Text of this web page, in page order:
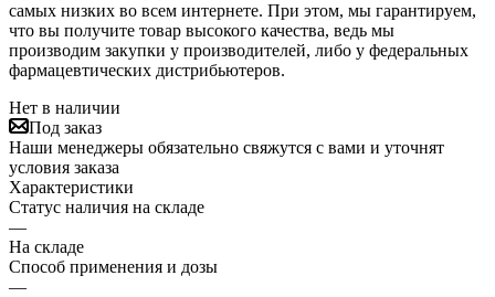
самых низких во всем интернете. При этом, мы гарантируем,
что вы получите товар высокого качества, ведь мы
производим закупки у производителей, либо у федеральных
фармацевтических дистрибьютеров.
Нет в наличии
Под заказ
Наши менеджеры обязательно свяжутся с вами и уточнят
условия заказа
Характеристики
Статус наличия на складе
—
На складе
Способ применения и дозы
—